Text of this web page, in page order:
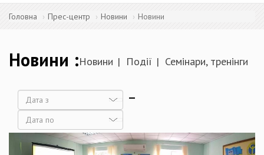
Головна Прес-центр Новини Новини
Новини Новини Події Семінари, тренінги
Дата
Дата